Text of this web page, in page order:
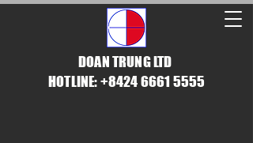
DOAN TRUNG LTD
HOTLINE: +8424 6661 5555